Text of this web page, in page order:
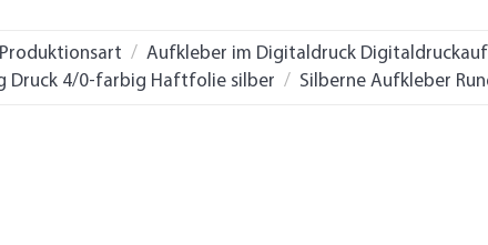
Aufkleber im Digitaldruck
Druck 4/0-farbig Haftfolie silber
Silberne Aufkleber